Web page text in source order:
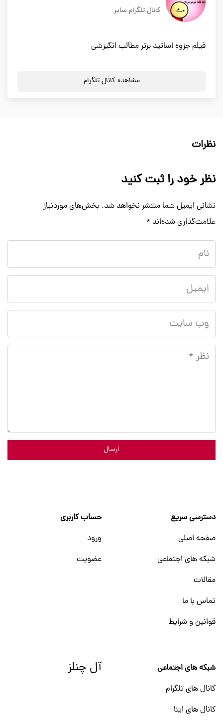
کانال تلگرام سایر
فیلم جزوه اساتید برتر مطالب انگیزشی
مشاهده کانال تلگرام
نظرات
نظر خود را ثبت کنید
نشانی ایمیل شما منتشر نخواهد شد. بخش‌های موردنیاز
علامت‌گذاری شده‌اند *
ارسال
دسترسی سریع
صفحه اصلی
شبکه های اجتماعی
مقالات
تماس با ما
قوانین و شرایط
حساب کاربری
ورود
عضویت
شبکه های اجتماعی
کانال های تلگرام
کانال های ایتا
آل چنلز